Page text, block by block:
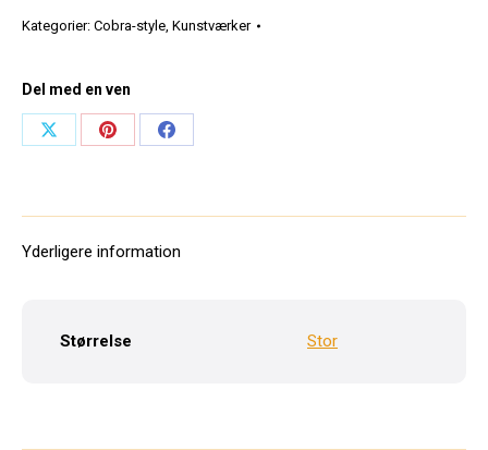
Mor
Far
og
Pom
Kategorier: Cobra-style, Kunstværker
Del med en ven
Share
Share
Share
Yderligere information
Størrelse Stor